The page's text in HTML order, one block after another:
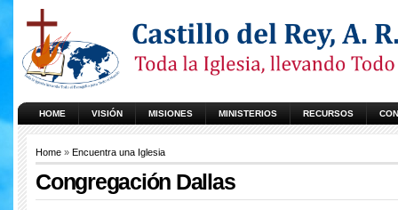
HOME VISIÓN MISIONES MINISTERIOS RECURSOS
Home » Encuentra una Iglesia
Congregación Dallas